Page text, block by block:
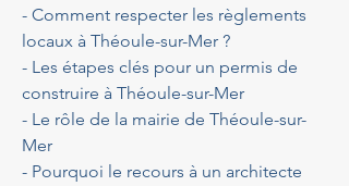
- Comment respecter les règlements
locaux à Théoule-sur-Mer ?
- Les étapes clés pour un permis de
construire à Théoule-sur-Mer
- Le rôle de la mairie de Théoule-sur-
Mer
- Pourquoi le recours à un architecte